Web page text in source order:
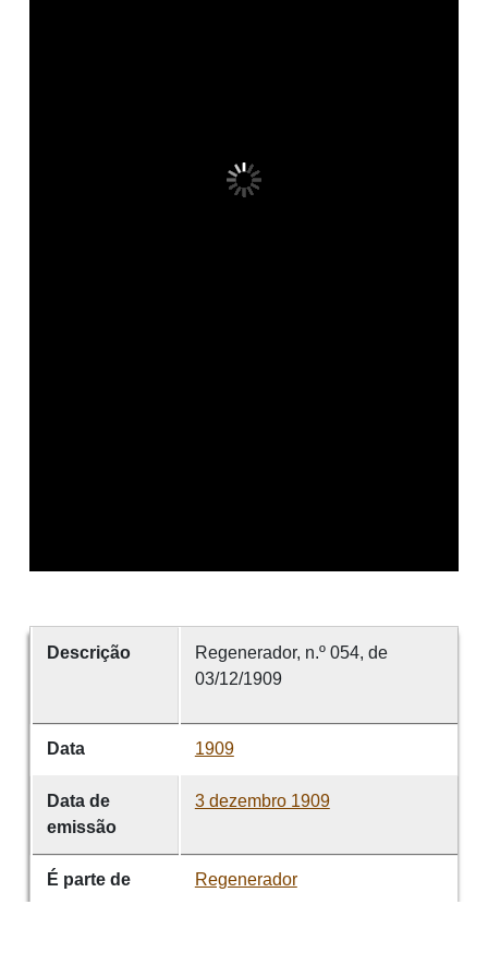
Descrição
Regenerador, n.º 054, de
03/12/1909
Data 1909
Data de
emissão
3 dezembro 1909
É parte de Regenerador